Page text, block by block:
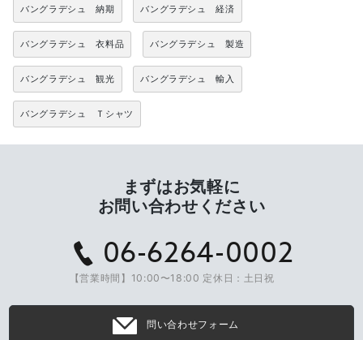
バングラデシュ 納期 バングラデシュ 経済
バングラデシュ 衣料品 バングラデシュ 製造
バングラデシュ 観光 バングラデシュ 輸入
バングラデシュ Ｔシャツ
まずはお気軽に
お問い合わせください
06-6264-0002
【営業時間】10:00〜18:00 定休日：土日祝
問い合わせフォーム